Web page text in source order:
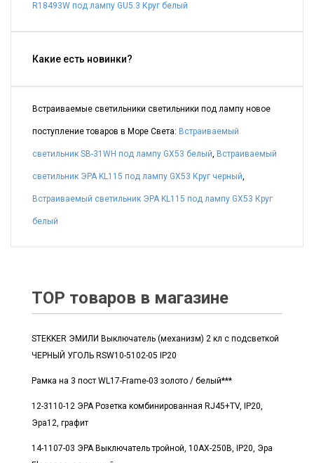
R18493W под лампу GU5.3 Круг белый
Какие есть новинки?
Встраиваемые светильники светильники под лампу новое
поступление товаров в Море Света: Встраиваемый
светильник SB-31WH под лампу GX53 белый, Встраиваемый
светильник ЭРА KL115 под лампу GX53 Круг черный,
Встраиваемый светильник ЭРА KL115 под лампу GX53 Круг
белый
TOP товаров в магазине
STEKKER ЭМИЛИ Выключатель (механизм) 2 кл с подсветкой
ЧЕРНЫЙ УГОЛЬ RSW10-5102-05 IP20
Рамка на 3 пост WL17-Frame-03 золото / белый***
12-3110-12 ЭРА Розетка комбинированная RJ45+TV, IP20,
Эра12, графит
14-1107-03 ЭРА Выключатель тройной, 10АХ-250В, IP20, Эра